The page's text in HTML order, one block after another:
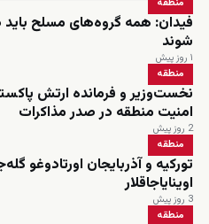
منطقه
فیدان: همه گروه‌های مسلح باید
شوند
۱ روز پیش
منطقه
نخست‌وزیر و فرمانده ارتش
امنیت منطقه در صدر مذاکرات
2 روز پیش
منطقه
تورکیه و آذربایجان اورتادوغو
اوینایاجاقلار
3 روز پیش
منطقه